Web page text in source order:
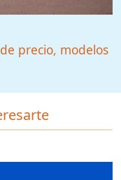
precio, modelos